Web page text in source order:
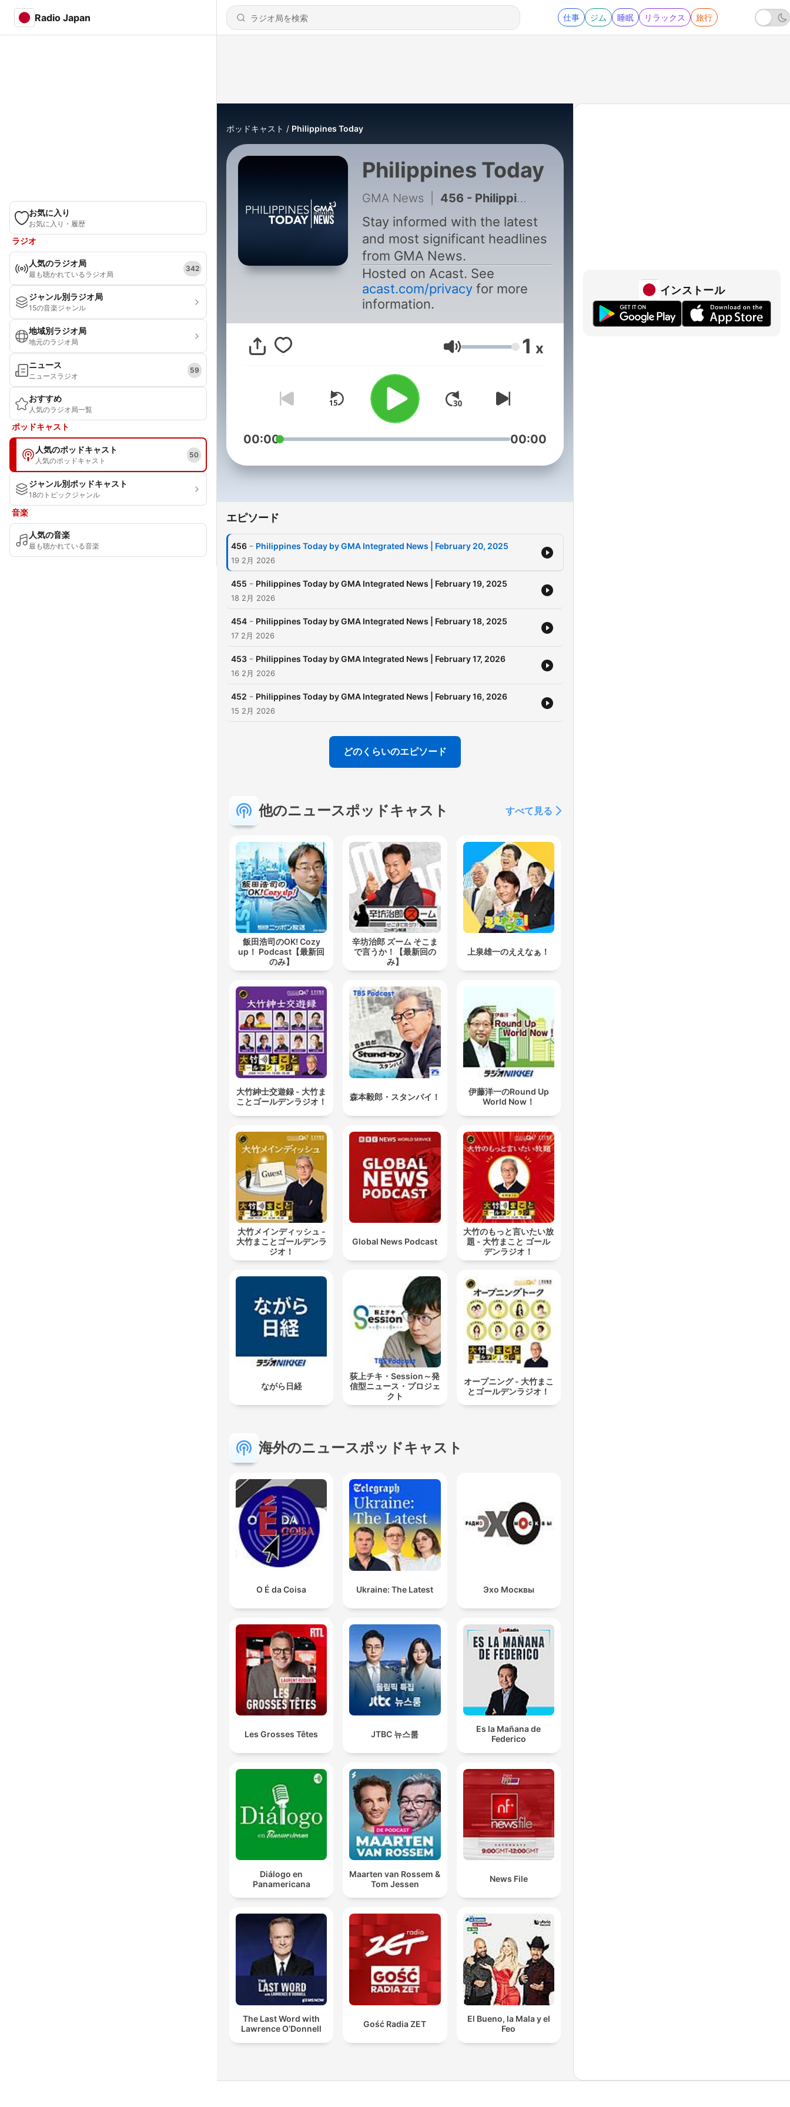
Radio Japan 仕事 ジム 睡眠 リラックス 旅行
お気に入り
お気に入り・履歴
ラジオ
人気のラジオ局
最も聴かれているラジオ局
342
ジャンル別ラジオ局
15の音楽ジャンル
地域別ラジオ局
地元のラジオ局
ニュース
ニュースラジオ
59
おすすめ
人気のラジオ局一覧
ポッドキャスト
人気のポッドキャスト
人気のポッドキャスト
50
ジャンル別ポッドキャスト
18のトピックジャンル
音楽
人気の音楽
最も聴かれている音楽
ポッドキャスト Philippines Today
Philippines Today
GMA News 456 - Philippines Today by GMA Integrated News | February 20, 2025
Stay informed with the latest
and most significant headlines
from GMA News.
Hosted on Acast. See
acast.com/privacyfor more
information.
音量 1 x
00:00 00:00
エピソード
456 - Philippines Today by GMA Integrated News | February 20, 2025
19 2月 2026
455 - Philippines Today by GMA Integrated News | February 19, 2025
18 2月 2026
454 - Philippines Today by GMA Integrated News | February 18, 2025
17 2月 2026
453 - Philippines Today by GMA Integrated News | February 17, 2026
16 2月 2026
452 - Philippines Today by GMA Integrated News | February 16, 2026
15 2月 2026
どのくらいのエピソード
他のニュースポッドキャスト すべて見る
飯田浩司のOK! Cozy
up！ Podcast【最新回
のみ】
辛坊治郎 ズーム そこま
で言うか！【最新回の
み】
上泉雄一のええなぁ！
大竹紳士交遊録 - 大竹ま
ことゴールデンラジオ！
森本毅郎・スタンバイ！
伊藤洋一のRound Up
World Now！
大竹メインディッシュ -
大竹まことゴールデンラ
ジオ！
Global News Podcast
大竹のもっと言いたい放
題 - 大竹まこと ゴール
デンラジオ！
ながら日経
荻上チキ・Session～発
信型ニュース・プロジェ
クト
オープニング - 大竹まこ
とゴールデンラジオ！
海外のニュースポッドキャスト
O É da Coisa Ukraine: The Latest Эхо Москвы
Les Grosses Têtes JTBC 뉴스룸
Es la Mañana de
Federico
Diálogo en
Panamericana
Maarten van Rossem &
Tom Jessen
News File
The Last Word with
Lawrence O’Donnell
Gość Radia ZET
El Bueno, la Mala y el
Feo
インストール